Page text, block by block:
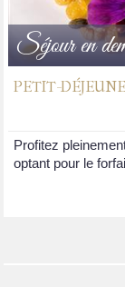
Séjour en
PETIT-
Profitez
optant pour le